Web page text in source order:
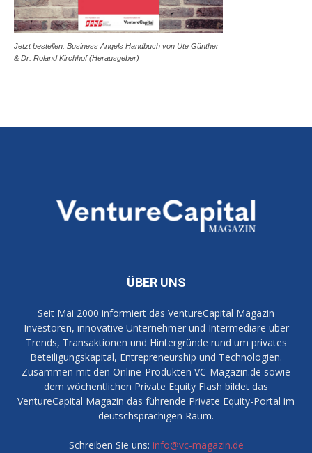
Jetzt bestellen: Business Angels Handbuch von Ute Günther
& Dr. Roland Kirchhof (Herausgeber)
ÜBER UNS
Seit Mai 2000 informiert das VentureCapital Magazin
Investoren, innovative Unternehmer und Intermediäre über
Trends, Transaktionen und Hintergründe rund um privates
Beteiligungskapital, Entrepreneurship und Technologien.
Zusammen mit den Online-Produkten VC-Magazin.de sowie
dem wöchentlichen Private Equity Flash bildet das
VentureCapital Magazin das führende Private Equity-Portal im
deutschsprachigen Raum.
Schreiben Sie uns: info@vc-magazin.de